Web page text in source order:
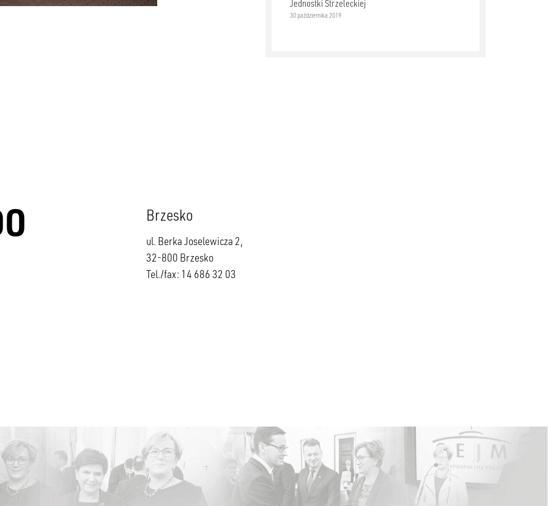
Jednostki Strzeleckiej
30 października 2019
Brzesko
ul. Berka Joselewicza 2,
32-800 Brzesko
Tel./fax: 14 686 32 03